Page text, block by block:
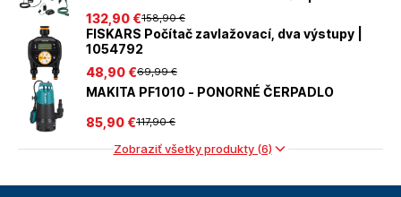
dažďovú vodu
158,90 €
132 ,90 €
FISKARS Počítač zavlažovací, dva výstupy |
1054792
69,99 €
48 ,90 €
MAKITA PF1010 - PONORNÉ ČERPADLO
117,90 €
85 ,90 €
Zobraziť všetky produkty (6)